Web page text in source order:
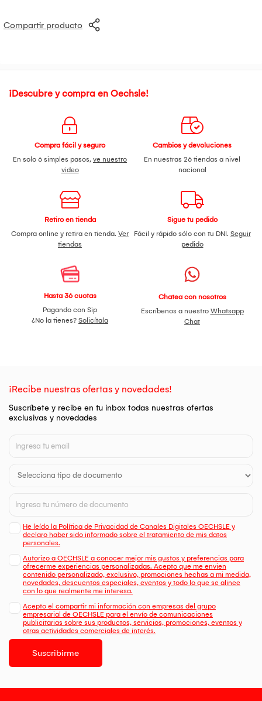
Compartir producto
¡Descubre y compra en Oechsle!
Compra fácil y seguro
En solo 6 simples pasos, ve nuestro
video
Cambios y devoluciones
En nuestras 26 tiendas a nivel
nacional
Retiro en tienda
Compra online y retira en tienda. Ver
tiendas
Sigue tu pedido
Fácil y rápido sólo con tu DNI. Seguir
pedido
Hasta 36 cuotas
Pagando con Sip
¿No la tienes? Solicítala
Chatea con nosotros
Escríbenos a nuestro Whatsapp
Chat
¡Recibe nuestras ofertas y novedades!
Suscríbete y recibe en tu inbox todas nuestras ofertas
exclusivas y novedades
He leído la Política de Privacidad de Canales Digitales OECHSLE y
declaro haber sido informado sobre el tratamiento de mis datos
personales.
Autorizo a OECHSLE a conocer mejor mis gustos y preferencias para
ofrecerme experiencias personalizadas. Acepto que me envien
contenido personalizado, exclusivo, promociones hechas a mi medida,
novedades, descuentos especiales, eventos y todo lo que se alinee
con lo que realmente me interesa.
Acepto el compartir mi información con empresas del grupo
empresarial de OECHSLE para el envío de comunicaciones
publicitarias sobre sus productos, servicios, promociones, eventos y
otras actividades comerciales de interés.
Suscribirme